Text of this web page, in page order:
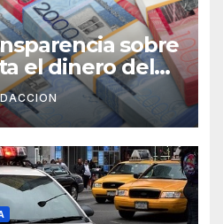
sobre
el dinero del
de Salud